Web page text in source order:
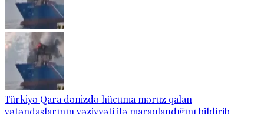
Türkiyə Qara dənizdə hücuma məruz qalan
vətəndaşlarının vəziyyəti ilə maraqlandığını bildirib